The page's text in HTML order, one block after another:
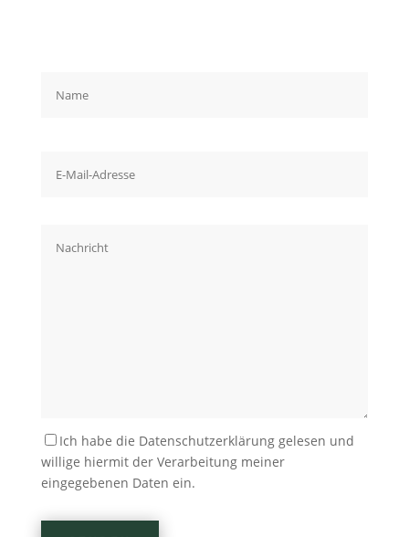
Bitte lasse dieses Feld leer.
Ich habe die Datenschutzerklärung gelesen und
willige hiermit der Verarbeitung meiner
eingegebenen Daten ein.